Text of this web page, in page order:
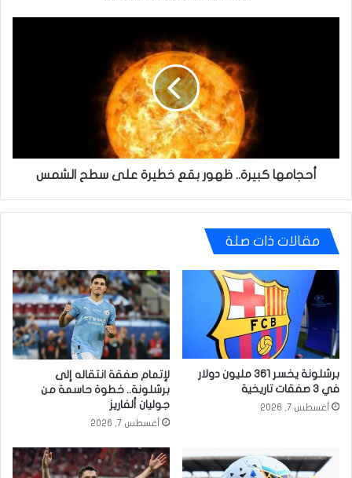
أحجامها كبيرة.. ظهور بقع خطيرة على سطح الشمس
مقالات ذات صلة
برشلونة يخسر 361 مليون دولار
في 3 صفقات تاريخية
أغسطس 7, 2026
لإتمام صفقة انتقاله إلى
برشلونة.. خطوة حاسمة من
جوليان ألفاريز
أغسطس 7, 2026